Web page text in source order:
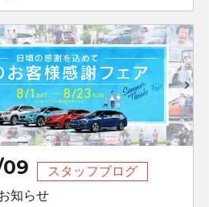
スタッフブログ
知らせ